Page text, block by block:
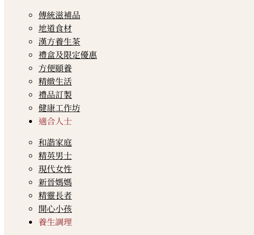
傳統滋補品
地道食材
漢方養生茶
禮盒及限定優惠
方便頤養
精緻生活
禮品訂製
健康工作坊
適合人士
和諧家庭
精英男士
現代女性
新晉媽媽
精靈長者
開心小孩
養生調理